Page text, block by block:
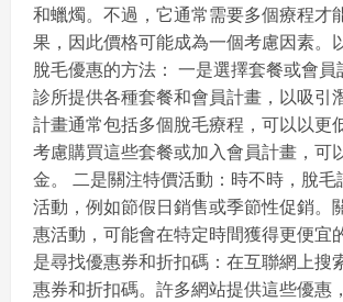
和蠟燭。不過，它通常需要多個療程才
果，因此價格可能成為一個考慮因素。
脫毛優惠的方法： 一是選擇套餐或會
診所提供各種套餐和會員計畫，以吸引
計畫通常包括多個脫毛療程，可以以更
考慮購買這些套餐或加入會員計畫，可
金。 二是關注特價活動：時不時，脫
活動，例如節假日銷售或季節性促銷。
惠活動，可能會在特定時間獲得更便宜
是尋找優惠券和折扣碼：在互聯網上搜
惠券和折扣碼。許多網站提供這些優惠